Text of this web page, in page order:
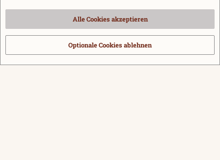
Cookies
Datenschutz
Hilfe und Impressum
Start
S
Community platform by XenForo® © 2010-2026 XenForo Ltd.
via s9e/MediaSites
Alle Cookies akzeptieren
Optionale Cookies ablehnen